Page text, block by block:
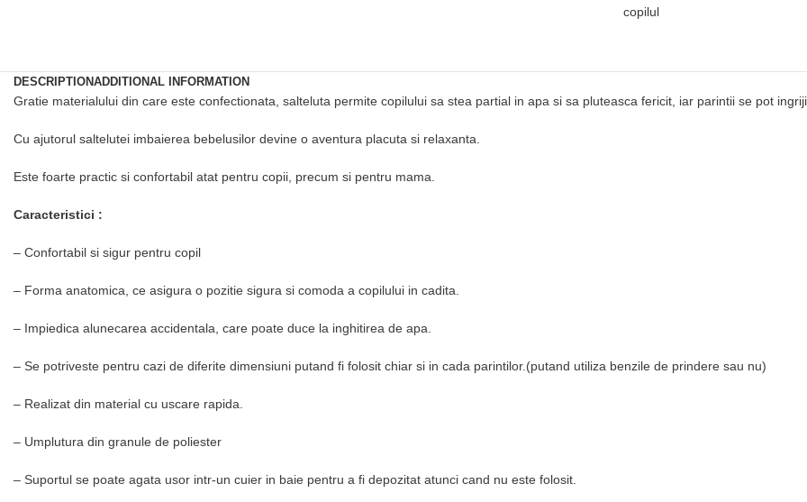
copilul
DESCRIPTIONADDITIONAL INFORMATION
Gratie materialului din care este confectionata, salteluta permite copilului sa stea partial in apa si sa pluteasca fericit, iar parintii se pot
Cu ajutorul saltelutei imbaierea bebelusilor devine o aventura placuta si relaxanta.
Este foarte practic si confortabil atat pentru copii, precum si pentru mama.
Caracteristici :
– Confortabil si sigur pentru copil
– Forma anatomica, ce asigura o pozitie sigura si comoda a copilului in cadita.
– Impiedica alunecarea accidentala, care poate duce la inghitirea de apa.
– Se potriveste pentru cazi de diferite dimensiuni putand fi folosit chiar si in cada parintilor.(putand utiliza benzile de prindere sau nu)
– Realizat din material cu uscare rapida.
– Umplutura din granule de poliester
– Suportul se poate agata usor intr-un cuier in baie pentru a fi depozitat atunci cand nu este folosit.